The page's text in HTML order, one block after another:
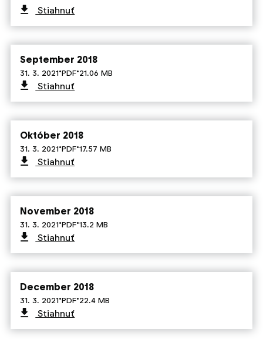
Stiahnuť
September 2018
31. 3. 2021·PDF·21.06 MB
Stiahnuť
Október 2018
31. 3. 2021·PDF·17.57 MB
Stiahnuť
November 2018
31. 3. 2021·PDF·13.2 MB
Stiahnuť
December 2018
31. 3. 2021·PDF·22.4 MB
Stiahnuť